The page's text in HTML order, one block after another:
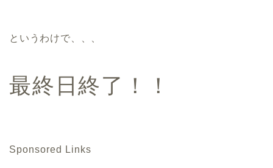
というわけで、、、
最終日終了！！
Sponsored Links